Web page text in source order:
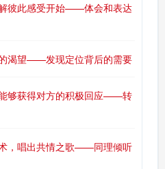
彼此感受开始——体会和表达
渴望——发现定位背后的需要
够获得对方的积极回应——转
，唱出共情之歌——同理倾听